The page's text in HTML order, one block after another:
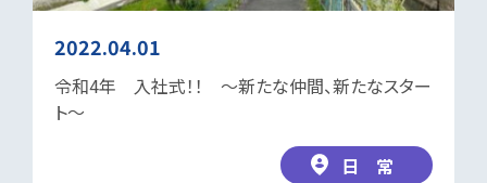
2022.04.01
令和4年 入社式！！ ～新たな仲間、新たなスター
ト～
日 常